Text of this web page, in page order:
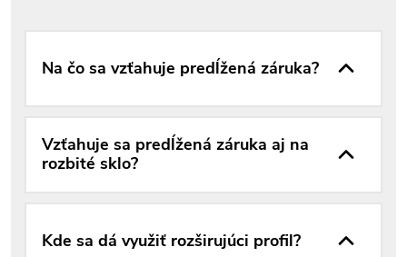
Na čo sa vzťahuje predĺžená záruka?
Vzťahuje sa predĺžená záruka aj na
rozbité sklo?
Kde sa dá využiť rozširujúci profil?